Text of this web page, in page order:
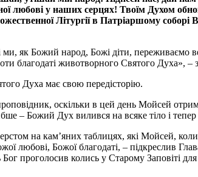
любові у наших серцях! Твоїм Духом
Літургії в Патріаршому соборі
як Божий народ, Божі діти, переживаємо
животворного Святого Духа», –
Духа має свою передісторію.
оскільки в цей день Мойсей
– Божий Дух вилився на всяке тіло і
на кам’яних таблицях, які Мойсей,
любові, Божої благодаті, – підкреслив
проголосив колись у Старому Заповіті